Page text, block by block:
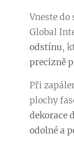
Vneste do
Global
odstínu,
precizně
Při
plochy
dekorace
odolné a